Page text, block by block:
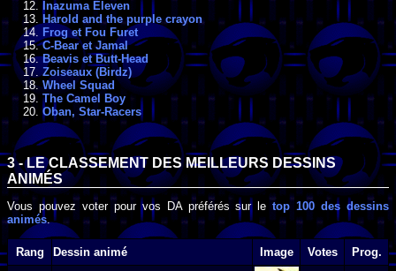
Inazuma Eleven
Harold and the purple crayon
Frog et Fou Furet
C-Bear et Jamal
Beavis et Butt-Head
Zoiseaux (Birdz)
Wheel Squad
The Camel Boy
Oban, Star-Racers
3 - LE CLASSEMENT DES MEILLEURS DESSINS
ANIMÉS
Vous pouvez voter pour vos DA préférés sur letop 100 des dessins
animés.
Rang Dessin animé Image Votes Prog.